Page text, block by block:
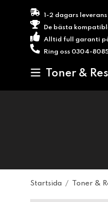
1-2 dagars leverans
De bästa
Alltid full garanti
Ring oss 0304-
Toner &
Startsida / Toner &